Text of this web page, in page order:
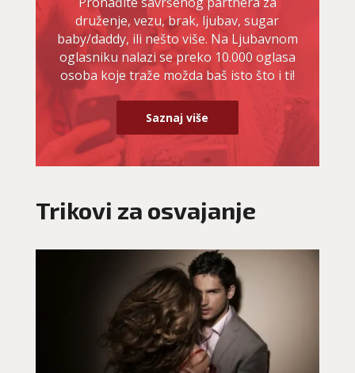
druženje, vezu, brak, ljubav, sugar
baby/daddy, ili nešto više. Na Ljubavnom
oglasniku nalazi se preko 10.000 oglasa
osoba koje traže možda baš isto što i ti!
Saznaj više
Trikovi za osvajanje